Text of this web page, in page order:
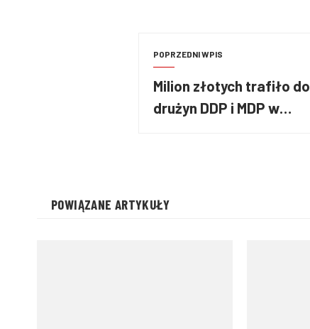
POPRZEDNI WPIS
Milion złotych trafiło do
drużyn DDP i MDP w
POWIĄZANE ARTYKUŁY